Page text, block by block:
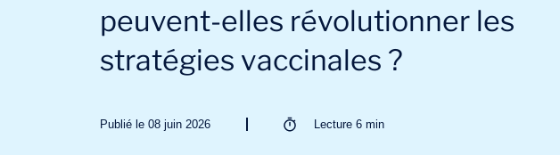
peuvent-elles révolutionner les
stratégies vaccinales ?
Publié le 08 juin 2026 Lecture 6 min